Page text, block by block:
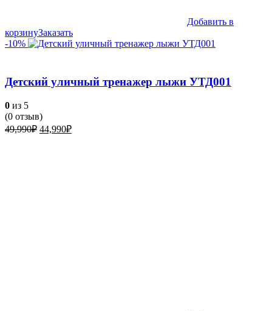
Добавить в
корзинуЗаказать
-10%
Детский уличный тренажер лыжи УТД001
0 из 5
(0 отзыв)
49,990₽ Первоначальная
44,990₽Текущая